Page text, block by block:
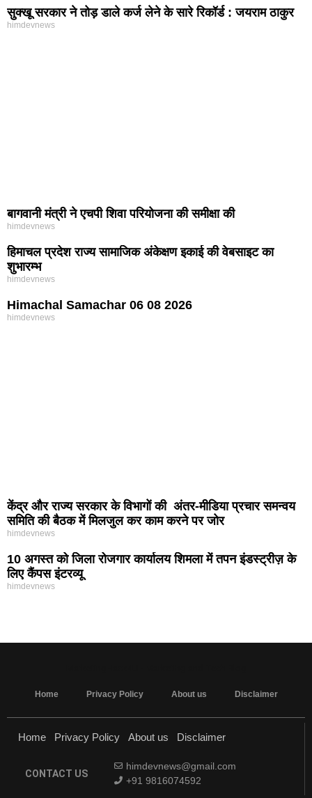
सुक्खू सरकार ने तोड़ डाले कर्ज लेने के सारे रिकॉर्ड : जयराम ठाकुर
himdevnews
बागवानी मंत्री ने एचपी शिवा परियोजना की समीक्षा की
himdevnews
हिमाचल प्रदेश राज्य सामाजिक अंकेक्षण इकाई की वेबसाइट का
शुभारम्भ
himdevnews
Himachal Samachar 06 08 2026
himdevnews
केंद्र और राज्य सरकार के विभागों की अंतर-मीडिया प्रचार समन्वय
समिति की बैठक में मिलजुल कर काम करने पर जोर
himdevnews
10 अगस्त को जिला रोजगार कार्यालय शिमला में तपन इंडस्ट्रीज़ के
लिए कैंपस इंटरव्यू
himdevnews
Home Privacy Policy About us Disclaimer
Home Privacy Policy About us Disclaimer
CONTACT US
himdevnews@gmail.com
+91 9816074592